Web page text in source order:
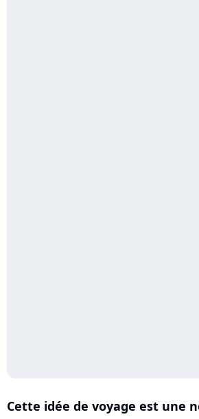
Cette idée de voyage est une